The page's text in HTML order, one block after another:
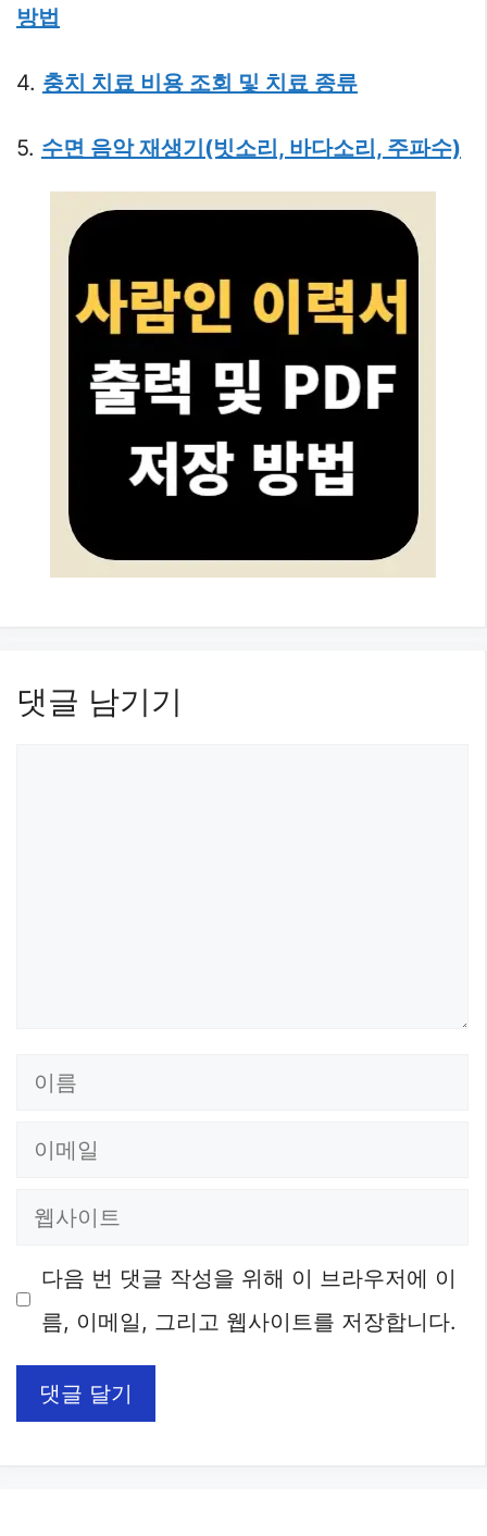
방법
4. 충치 치료 비용 조회 및 치료 종류
5. 수면 음악 재생기(빗소리, 바다소리, 주파수)
댓글 남기기
이
이
웹
이
다음 번 댓글 작성을 위해 이 브라우저에 이
름, 이메일, 그리고 웹사이트를 저장합니다.